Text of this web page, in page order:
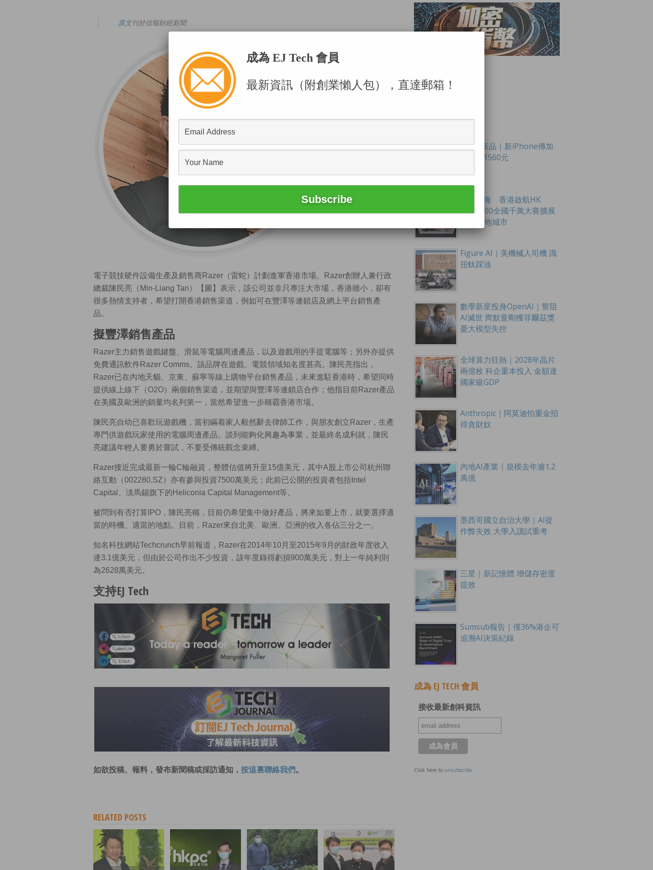
原文刊於信報財經新聞
電子競技硬件設備生產及銷售商Razer（雷蛇）計劃進軍香港市場。Razer創辦人兼行政
總裁陳民亮（Min-Liang Tan）【圖】表示，該公司並非只專注大市場，香港雖小，卻有
很多熱情支持者，希望打開香港銷售渠道，例如可在豐澤等連鎖店及網上平台銷售產
品。
擬豐澤銷售產品
Razer主力銷售遊戲鍵盤、滑鼠等電腦周邊產品，以及遊戲用的手提電腦等；另外亦提供
免費通訊軟件Razer Comms。該品牌在遊戲、電競領域知名度甚高。陳民亮指出，
Razer已在內地天貓、京東、蘇寧等線上購物平台銷售產品，未來進駐香港時，希望同時
提供線上線下（O2O）兩個銷售渠道，並期望與豐澤等連鎖店合作；他指目前Razer產品
在美國及歐洲的銷量均名列第一，當然希望進一步稱霸香港市場。
陳民亮自幼已喜歡玩遊戲機，當初瞞着家人毅然辭去律師工作，與朋友創立Razer，生產
專門供遊戲玩家使用的電腦周邊產品。談到能夠化興趣為事業，並最終名成利就，陳民
亮建議年輕人要勇於嘗試，不要受傳統觀念束縛。
Razer接近完成最新一輪C輪融資，整體估值將升至15億美元，其中A股上市公司杭州聯
絡互動（002280.SZ）亦有參與投資7500萬美元；此前已公開的投資者包括Intel
Capital、淡馬錫旗下的Heliconia Capital Management等。
被問到有否打算IPO，陳民亮稱，目前仍希望集中做好產品，將來如要上市，就要選擇適
當的時機、適當的地點。目前，Razer來自北美、歐洲、亞洲的收入各佔三分之一。
知名科技網站Techcrunch早前報道，Razer在2014年10月至2015年9月的財政年度收入
達3.1億美元，但由於公司作出不少投資，該年度錄得虧損900萬美元，對上一年純利則
為2628萬美元。
支持EJ Tech
如欲投稿、報料，發布新聞稿或採訪通知， 按這裏聯絡我們 。
RELATED POSTS
Apple新品｜新iPhone傳加
價最多1560元
創科出海 香港啟航HK
Tech 300全國千萬大賽擴展
至16內地城市
Figure AI｜美機械人司機 識
扭軚踩油
數學新星投身OpenAI｜誓阻
AI滅世 齊默曼剛獲菲爾茲獎
憂大模型失控
全球算力狂熱｜2028年晶片
兩億枚 科企重本投入 金額達
國家級GDP
Anthropic｜阿莫迪怕重金招
得貪財奴
內地AI產業｜規模去年逾1.2
萬億
墨西哥國立自治大學｜AI捉
作弊失效 大學入讀試重考
三星｜新記憶體 增儲存密度
提效
Sumsub報告｜僅36%港企可
追溯AI決策紀錄
成為 EJ TECH 會員
接收最新創科資訊
Click here to unsubscribe
成為 EJ Tech 會員
最新資訊（附創業懶人包），直達郵箱！